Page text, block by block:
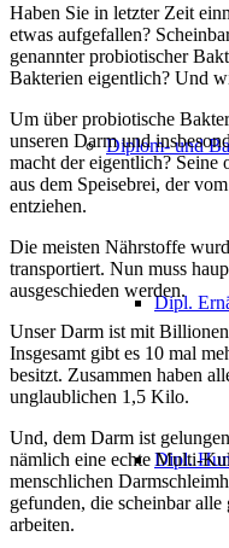
Diplom- und
Dipl.
Dipl.
Haben Sie in letzter Zeit
etwas aufgefallen?
genannter probiotischer
Bakterien eigentlich? Und
Um über probiotische
unseren Darm und
macht der eigentlich? Seine
aus dem Speisebrei, der
entziehen.
Die meisten Nährstoffe
transportiert. Nun muss
ausgeschieden werden.
Unser Darm ist mit
Insgesamt gibt es 10 mal
besitzt. Zusammen haben
unglaublichen 1,5 Kilo.
Und, dem Darm ist
nämlich eine echte Multi-
menschlichen
gefunden, die scheinbar
arbeiten.